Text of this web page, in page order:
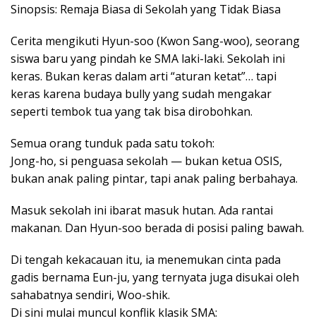
Sinopsis: Remaja Biasa di Sekolah yang Tidak Biasa
Cerita mengikuti Hyun-soo (Kwon Sang-woo), seorang
siswa baru yang pindah ke SMA laki-laki. Sekolah ini
keras. Bukan keras dalam arti “aturan ketat”… tapi
keras karena budaya bully yang sudah mengakar
seperti tembok tua yang tak bisa dirobohkan.
Semua orang tunduk pada satu tokoh:
Jong-ho, si penguasa sekolah — bukan ketua OSIS,
bukan anak paling pintar, tapi anak paling berbahaya.
Masuk sekolah ini ibarat masuk hutan. Ada rantai
makanan. Dan Hyun-soo berada di posisi paling bawah.
Di tengah kekacauan itu, ia menemukan cinta pada
gadis bernama Eun-ju, yang ternyata juga disukai oleh
sahabatnya sendiri, Woo-shik.
Di sini mulai muncul konflik klasik SMA: